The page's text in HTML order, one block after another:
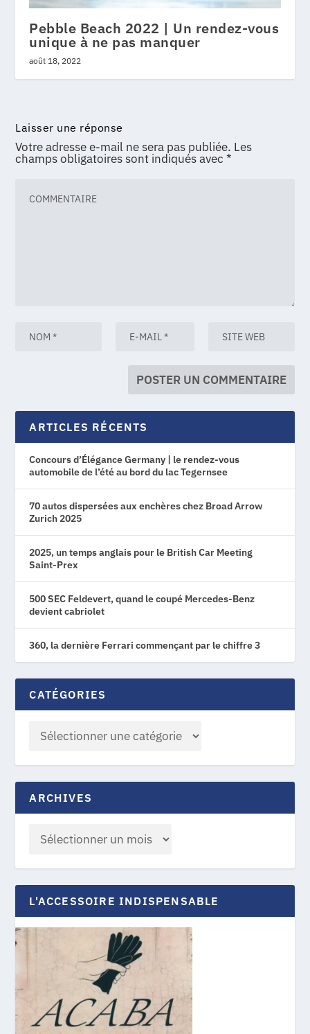
Pebble Beach 2022 | Un rendez-vous
unique à ne pas manquer
août 18, 2022
Laisser une réponse
Votre adresse e-mail ne sera pas publiée. Les
champs obligatoires sont indiqués avec*
ARTICLES RÉCENTS
Concours d’Élégance Germany | le rendez-vous
automobile de l’été au bord du lac Tegernsee
70 autos dispersées aux enchères chez Broad Arrow
Zurich 2025
2025, un temps anglais pour le British Car Meeting
Saint-Prex
500 SEC Feldevert, quand le coupé Mercedes-Benz
devient cabriolet
360, la dernière Ferrari commençant par le chiffre 3
CATÉGORIES
ARCHIVES
L'ACCESSOIRE INDISPENSABLE